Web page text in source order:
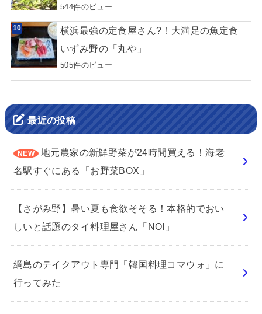
544件のビュー
横浜最強の定食屋さん?！大満足の魚定食
いずみ野の「丸や」
505件のビュー
最近の投稿
地元農家の新鮮野菜が24時間買える！海老
名駅すぐにある「お野菜BOX」
【さがみ野】暑い夏も食欲そそる！本格的でおい
しいと話題のタイ料理屋さん「NOI」
綱島のテイクアウト専門「韓国料理コマウォ」に
行ってみた